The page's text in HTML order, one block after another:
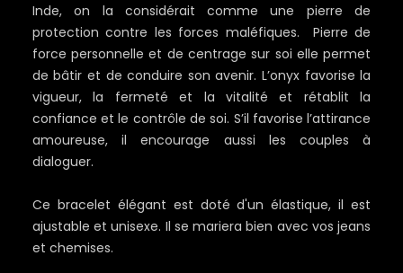
Inde, on la considérait comme une pierre de
protection contre les forces maléfiques. Pierre de
force personnelle et de centrage sur soi elle permet
de bâtir et de conduire son avenir. L’onyx favorise la
vigueur, la fermeté et la vitalité et rétablit la
confiance et le contrôle de soi. S’il favorise l’attirance
amoureuse, il encourage aussi les couples à
dialoguer.
Ce bracelet élégant est doté d'un élastique, il est
ajustable et unisexe. Il se mariera bien avec vos jeans
et chemises.